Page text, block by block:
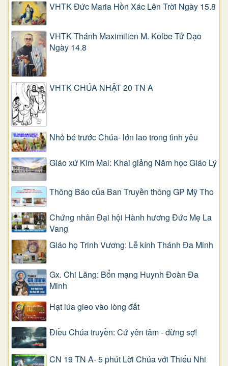
VHTK Đức Maria Hồn Xác Lên Trời Ngày 15.8
VHTK Thánh Maximilien M. Kolbe Tử Đạo
Ngày 14.8
VHTK CHÚA NHẬT 20 TN A
Nhỏ bé trước Chúa- lớn lao trong tình yêu
Giáo xứ Kim Mai: Khai giảng Năm học Giáo Lý
Thông Báo của Ban Truyền thông GP Mỹ Tho
Chứng nhân Đại hội Hành hương Đức Mẹ La
Vang
Giáo họ Trinh Vương: Lễ kính Thánh Đa Minh
Gx. Chi Lăng: Bổn mạng Huynh Đoàn Đa
Minh
Hạt lúa gieo vào lòng đất
Điều Chúa truyền: Cứ yên tâm - đừng sợ!
CN 19 TN A- 5 phút Lời Chúa với Thiếu Nhi